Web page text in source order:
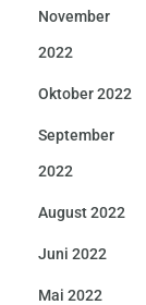
November
2022
Oktober 2022
September
2022
August 2022
Juni 2022
Mai 2022